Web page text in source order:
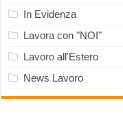
In Evidenza
Lavora con "NOI"
Lavoro all'Estero
News Lavoro